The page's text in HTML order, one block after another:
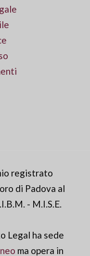
registrato
di Padova al
- M.I.S.E.
Legal ha sede
ma opera in